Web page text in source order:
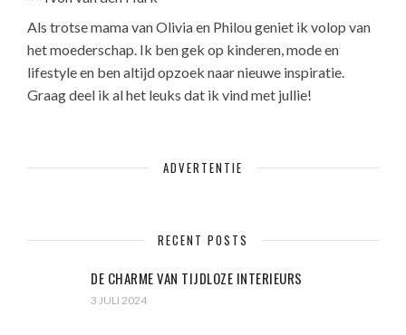
Als trotse mama van Olivia en Philou geniet ik volop van
het moederschap. Ik ben gek op kinderen, mode en
lifestyle en ben altijd opzoek naar nieuwe inspiratie.
Graag deel ik al het leuks dat ik vind met jullie!
ADVERTENTIE
RECENT POSTS
DE CHARME VAN TIJDLOZE INTERIEURS
3 JULI 2024